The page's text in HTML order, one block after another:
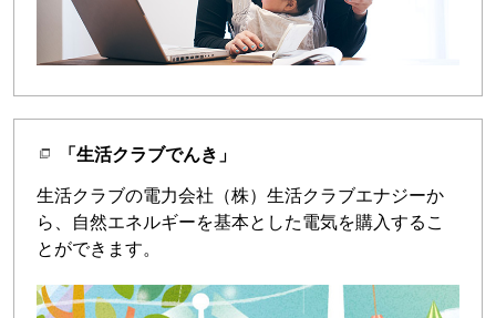
「生活クラブでんき」
生活クラブの電力会社（株）生活クラブエナジーか
ら、自然エネルギーを基本とした電気を購入するこ
とができます。